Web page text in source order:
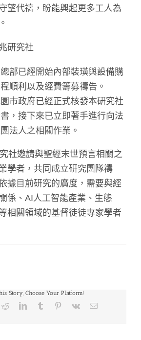
望代禱，盼能興起更多工人為
研究社
部已經開始內部裝璜與設備購
順利以及經費籌募禱告。
市政府已經正式核發本研究社
，接下來已立即著手進行向法
法人之相關作業。
社邀請與聖經末世預言相關之
學者，共同成立研究團隊禱
據目前研究的廣度，需要與經
係、AI人工智能產業、生態
相關領域的基督徒徒專家學者
Story, Choose Your Platform!
RedditLinkedInTumblr Pinterest
Vk Email: